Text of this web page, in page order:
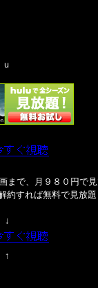
まで、月９８０円で見
約すれば無料で見放題